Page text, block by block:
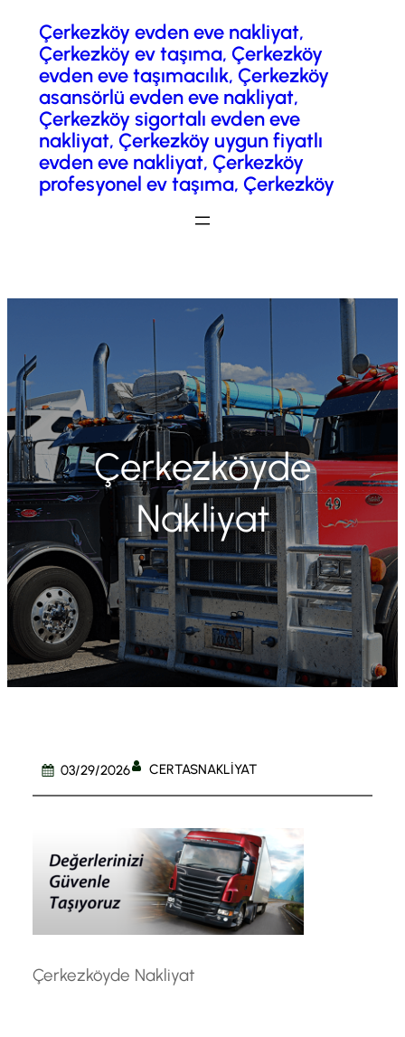
İçeriğeÇerkezköy evden eve nakliyat,
Çerkezköy ev taşıma, Çerkezköy
evden eve taşımacılık, Çerkezköy
asansörlü evden eve nakliyat,
Çerkezköy sigortalı evden eve
nakliyat, Çerkezköy uygun fiyatlı
evden eve nakliyat, Çerkezköy
profesyonel ev taşıma, Çerkezköy
Çerkezköyde
Nakliyat
03/29/2026 CERTASNAKLIYAT
Çerkezköyde Nakliyat